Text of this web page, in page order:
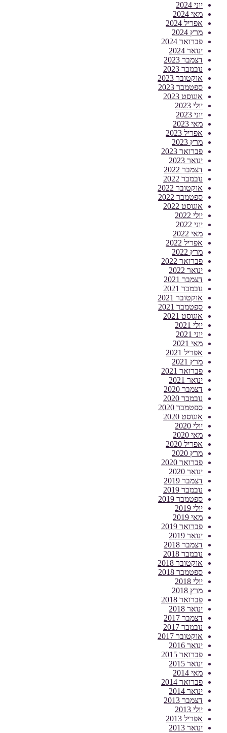
יוני 2024
מאי 2024
אפריל 2024
מרץ 2024
פברואר 2024
ינואר 2024
דצמבר 2023
נובמבר 2023
אוקטובר 2023
ספטמבר 2023
אוגוסט 2023
יולי 2023
יוני 2023
מאי 2023
אפריל 2023
מרץ 2023
פברואר 2023
ינואר 2023
דצמבר 2022
נובמבר 2022
אוקטובר 2022
ספטמבר 2022
אוגוסט 2022
יולי 2022
יוני 2022
מאי 2022
אפריל 2022
מרץ 2022
פברואר 2022
ינואר 2022
דצמבר 2021
נובמבר 2021
אוקטובר 2021
ספטמבר 2021
אוגוסט 2021
יולי 2021
יוני 2021
מאי 2021
אפריל 2021
מרץ 2021
פברואר 2021
ינואר 2021
דצמבר 2020
נובמבר 2020
ספטמבר 2020
אוגוסט 2020
יולי 2020
מאי 2020
אפריל 2020
מרץ 2020
פברואר 2020
ינואר 2020
דצמבר 2019
נובמבר 2019
ספטמבר 2019
יולי 2019
מאי 2019
פברואר 2019
ינואר 2019
דצמבר 2018
נובמבר 2018
אוקטובר 2018
ספטמבר 2018
יולי 2018
מרץ 2018
פברואר 2018
ינואר 2018
דצמבר 2017
נובמבר 2017
אוקטובר 2017
ינואר 2016
פברואר 2015
ינואר 2015
מאי 2014
פברואר 2014
ינואר 2014
דצמבר 2013
יולי 2013
אפריל 2013
ינואר 2013